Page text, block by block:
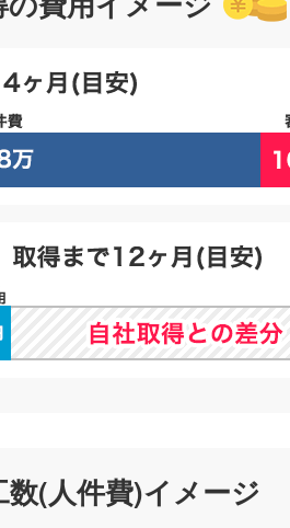
数(人件費)イメージ